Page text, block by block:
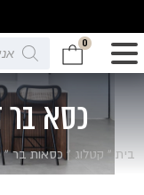
0
Products
search
כסא בר
בית » קטלוג » כסאות בר»